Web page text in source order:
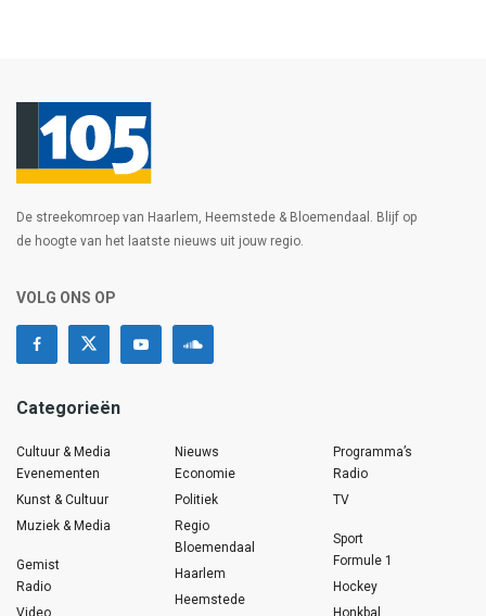
De streekomroep van Haarlem, Heemstede & Bloemendaal. Blijf op
de hoogte van het laatste nieuws uit jouw regio.
VOLG ONS OP
Categorieën
Cultuur & Media
Evenementen
Kunst & Cultuur
Muziek & Media
Gemist
Radio
Video
Nieuws
Economie
Politiek
Regio
Bloemendaal
Haarlem
Heemstede
Programma’s
Radio
TV
Sport
Formule 1
Hockey
Honkbal